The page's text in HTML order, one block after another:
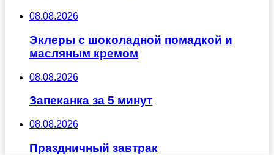
08.08.2026
Эклеры с шоколадной помадкой и
масляным кремом
08.08.2026
Запеканка за 5 минут
08.08.2026
Праздничный завтрак